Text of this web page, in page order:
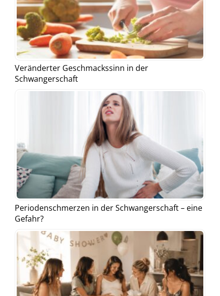
Veränderter Geschmackssinn in der
Schwangerschaft
Periodenschmerzen in der Schwangerschaft – eine
Gefahr?